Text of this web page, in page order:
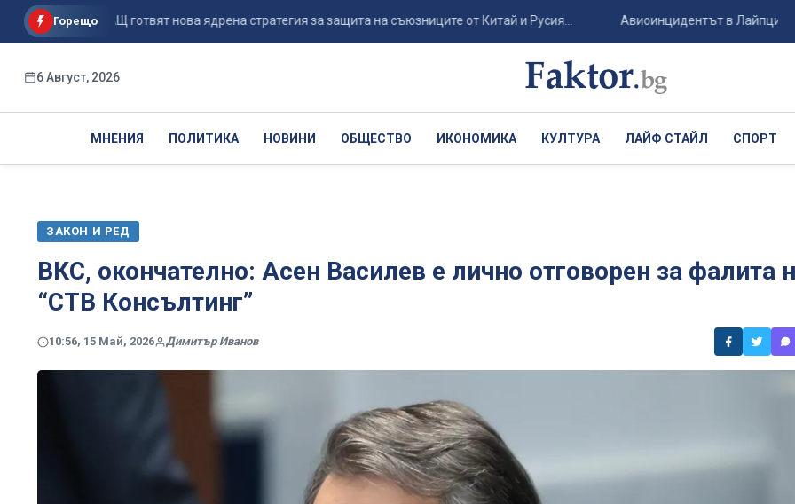
Горещо
САЩ готвят нова ядрена стратегия за защита на съюзниците от Китай и Русия... Авиоинцидентът в Лайпциг:
6 Август, 2026
МНЕНИЯ ПОЛИТИКА НОВИНИ ОБЩЕСТВО ИКОНОМИКА КУЛТУРА ЛАЙФ СТАЙЛ СПОРТ
ЗАКОН И РЕД
ВКС, окончателно: Асен Василев е лично отговорен за фалита
“СТВ Консълтинг”
10:56, 15 Май, 2026 Димитър Иванов